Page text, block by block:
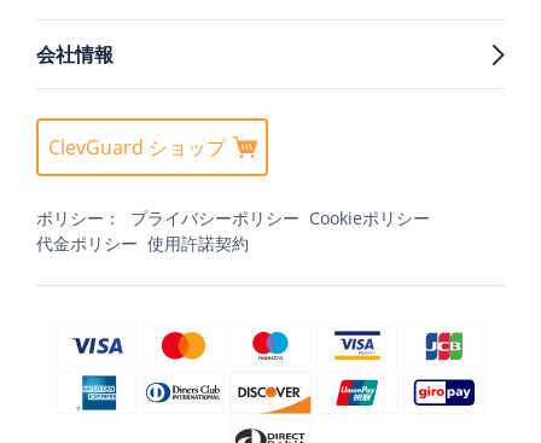
会社情報
ClevGuard ショップ
ポリシー： プライバシーポリシー Cookieポリシー
代金ポリシー 使用許諾契約